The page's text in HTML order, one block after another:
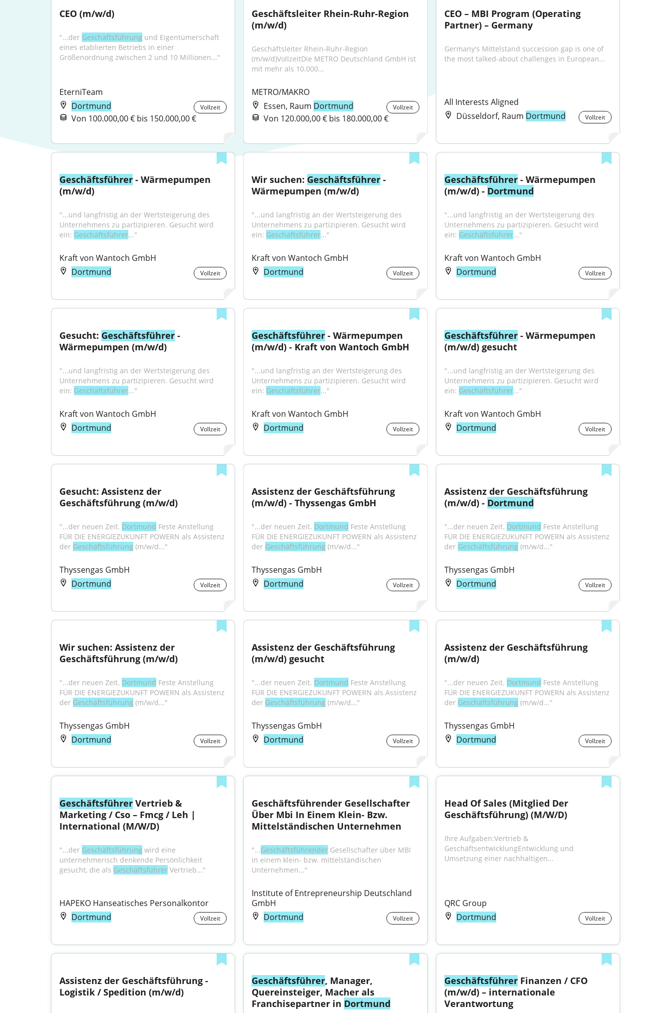
CEO (m/w/d)
"...der Geschäftsführung und Eigentümerschaft
eines etablierten Betriebs in einer
Größenordnung zwischen 2 und 10 Millionen..."
EterniTeam
Dortmund
Vollzeit
Von 100.000,00 € bis 150.000,00 €
Geschäftsleiter Rhein-Ruhr-Region
(m/w/d)
Geschäftsleiter Rhein-Ruhr-Region
(m/w/d)VollzeitDie METRO Deutschland GmbH ist
mit mehr als 10.000...
METRO/MAKRO
Essen, Raum Dortmund Vollzeit
Von 120.000,00 € bis 180.000,00 €
CEO – MBI Program (Operating
Partner) – Germany
Germany's Mittelstand succession gap is one of
the most talked-about challenges in European...
All Interests Aligned
Düsseldorf, Raum Dortmund Vollzeit
Geschäftsführer - Wärmepumpen
(m/w/d)
"...und langfristig an der Wertsteigerung des
Unternehmens zu partizipieren. Gesucht wird
ein: Geschäftsführer..."
Kraft von Wantoch GmbH
Dortmund
Vollzeit
Wir suchen: Geschäftsführer -
Wärmepumpen (m/w/d)
"...und langfristig an der Wertsteigerung des
Unternehmens zu partizipieren. Gesucht wird
ein: Geschäftsführer..."
Kraft von Wantoch GmbH
Dortmund
Vollzeit
Geschäftsführer - Wärmepumpen
(m/w/d) - Dortmund
"...und langfristig an der Wertsteigerung des
Unternehmens zu partizipieren. Gesucht wird
ein: Geschäftsführer..."
Kraft von Wantoch GmbH
Dortmund
Vollzeit
Gesucht: Geschäftsführer -
Wärmepumpen (m/w/d)
"...und langfristig an der Wertsteigerung des
Unternehmens zu partizipieren. Gesucht wird
ein: Geschäftsführer..."
Kraft von Wantoch GmbH
Dortmund
Vollzeit
Geschäftsführer - Wärmepumpen
(m/w/d) - Kraft von Wantoch GmbH
"...und langfristig an der Wertsteigerung des
Unternehmens zu partizipieren. Gesucht wird
ein: Geschäftsführer..."
Kraft von Wantoch GmbH
Dortmund
Vollzeit
Geschäftsführer - Wärmepumpen
(m/w/d) gesucht
"...und langfristig an der Wertsteigerung des
Unternehmens zu partizipieren. Gesucht wird
ein: Geschäftsführer..."
Kraft von Wantoch GmbH
Dortmund
Vollzeit
Gesucht: Assistenz der
Geschäftsführung (m/w/d)
"...der neuen Zeit. Dortmund Feste Anstellung
FÜR DIE ENERGIEZUKUNFT POWERN als Assistenz
der Geschäftsführung (m/w/d..."
Thyssengas GmbH
Dortmund
Vollzeit
Assistenz der Geschäftsführung
(m/w/d) - Thyssengas GmbH
"...der neuen Zeit. Dortmund Feste Anstellung
FÜR DIE ENERGIEZUKUNFT POWERN als Assistenz
der Geschäftsführung (m/w/d..."
Thyssengas GmbH
Dortmund
Vollzeit
Assistenz der Geschäftsführung
(m/w/d) - Dortmund
"...der neuen Zeit. Dortmund Feste Anstellung
FÜR DIE ENERGIEZUKUNFT POWERN als Assistenz
der Geschäftsführung (m/w/d..."
Thyssengas GmbH
Dortmund
Vollzeit
Wir suchen: Assistenz der
Geschäftsführung (m/w/d)
"...der neuen Zeit. Dortmund Feste Anstellung
FÜR DIE ENERGIEZUKUNFT POWERN als Assistenz
der Geschäftsführung (m/w/d..."
Thyssengas GmbH
Dortmund
Vollzeit
Assistenz der Geschäftsführung
(m/w/d) gesucht
"...der neuen Zeit. Dortmund Feste Anstellung
FÜR DIE ENERGIEZUKUNFT POWERN als Assistenz
der Geschäftsführung (m/w/d..."
Thyssengas GmbH
Dortmund
Vollzeit
Assistenz der Geschäftsführung
(m/w/d)
"...der neuen Zeit. Dortmund Feste Anstellung
FÜR DIE ENERGIEZUKUNFT POWERN als Assistenz
der Geschäftsführung (m/w/d..."
Thyssengas GmbH
Dortmund
Vollzeit
Geschäftsführer Vertrieb &
Marketing / Cso – Fmcg / Leh |
International (M/W/D)
"...der Geschäftsführung wird eine
unternehmerisch denkende Persönlichkeit
gesucht, die als Geschäftsführer Vertrieb..."
HAPEKO Hanseatisches Personalkontor
Dortmund
Vollzeit
Geschäftsführender Gesellschafter
Über Mbi In Einem Klein- Bzw.
Mittelständischen Unternehmen
"...Geschäftsführender Gesellschafter über MBI
in einem klein- bzw. mittelständischen
Unternehmen..."
Institute of Entrepreneurship Deutschland
GmbH
Dortmund
Vollzeit
Head Of Sales (Mitglied Der
Geschäftsführung) (M/W/D)
Ihre Aufgaben:Vertrieb &
GeschäftsentwicklungEntwicklung und
Umsetzung einer nachhaltigen...
QRC Group
Dortmund
Vollzeit
Assistenz der Geschäftsführung -
Logistik / Spedition (m/w/d)
Geschäftsführer, Manager,
Quereinsteiger, Macher als
Franchisepartner in Dortmund
Geschäftsführer Finanzen / CFO
(m/w/d) – internationale
Verantwortung